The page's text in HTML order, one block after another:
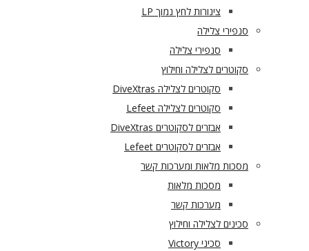
צינורות לחץ נמוך LP
סנפירי צלילה
סנפירי צלילה
סקוטרים לצלילה וחילוץ
סקוטרים לצלילה DiveXtras
סקוטרים לצלילה Lefeet
אבזרים לסקוטרים DiveXtras
אבזרים לסקוטרים Lefeet
מסכות מלאות ומערכות קשר
מסכות מלאות
מערכות קשר
סכינים לצלילה וחילוץ
סכיני Victory